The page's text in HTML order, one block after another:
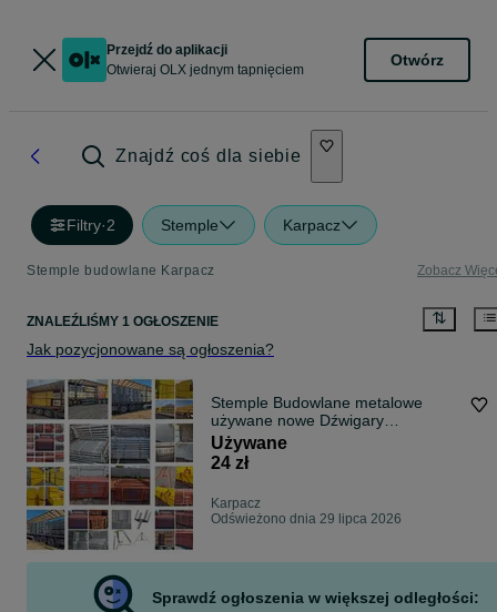
Przejdź do aplikacji
Otwieraj OLX jednym tapnięciem
Otwórz
Znajdź coś dla siebie
Filtry·2 Stemple Karpacz
Stemple budowlane Karpacz Zobacz
ZNALEŹLIŚMY 1 OGŁOSZENIE
Jak pozycjonowane są ogłoszenia?
Stemple Budowlane metalowe
używane nowe Dźwigary
Drewniane Głowice Krzyżowe
Trójnogi Korony stojak Płyta
Szalunkowa Głowice stropowe
Używane
24 zł
Karpacz
Odświeżono dnia 29 lipca 2026
Sprawdź ogłoszenia w większej odległości: